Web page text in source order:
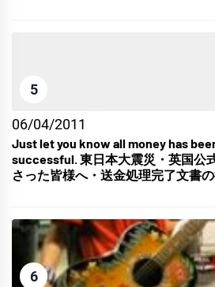
5
06/04/2011
Just let you know all money has
successful. 東日本大震災・英国公
さった皆様へ・送金処理完了文書
6